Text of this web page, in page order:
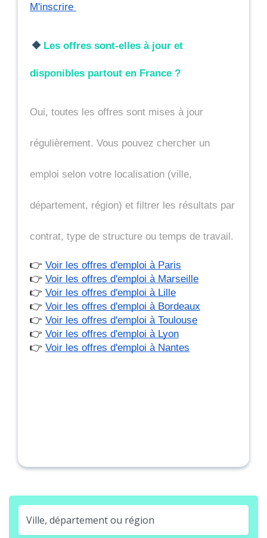
M'inscrire
🔸 Les offres sont-elles à jour et
disponibles partout en France ?
Oui, toutes les offres sont mises à jour
régulièrement. Vous pouvez chercher un
emploi selon votre localisation (ville,
département, région) et filtrer les résultats par
contrat, type de structure ou temps de travail.
👉 Voir les offres d'emploi à Paris
👉 Voir les offres d'emploi à Marseille
👉 Voir les offres d'emploi à Lille
👉 Voir les offres d'emploi à Bordeaux
👉 Voir les offres d'emploi à Toulouse
👉 Voir les offres d'emploi à Lyon
👉 Voir les offres d'emploi à Nantes